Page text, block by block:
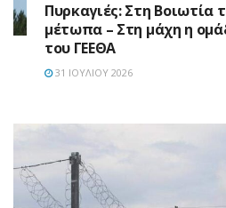
Πυρκαγιές: Στη Βοιωτία
μέτωπα – Στη μάχη η
του ΓΕΕΘΑ
31 ΙΟΥΛΊΟΥ 2026